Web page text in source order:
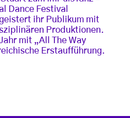
Dance Festival
ihr Publikum mit
Produktionen.
mit „All The Way
Erstaufführung.